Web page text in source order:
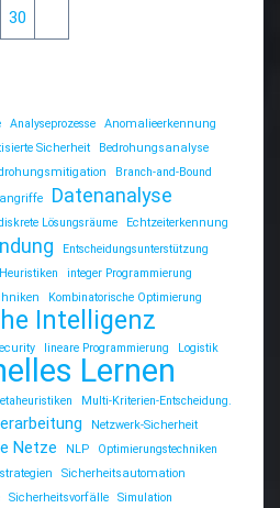
30
Analyseprozesse
Anomalieerkennung
Sicherheit
Bedrohungsanalyse
Branch-and-Bound
Datenanalyse
Lösungsräume Echtzeiterkennung
Entscheidungsunterstützung
Heuristiken
integer Programmierung
Kombinatorische Optimierung
Intelligenz
lineare Programmierung Logistik
Lernen
Multi-Kriterien-Entscheidung.
Netzwerk-Sicherheit
Netze NLP
Optimierungstechniken
Sicherheitsautomation
Sicherheitsvorfälle
Simulation